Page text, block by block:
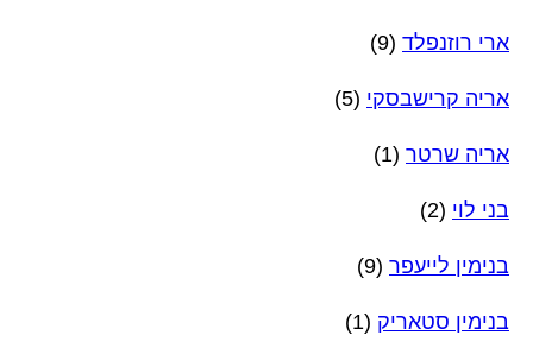
ארי רוזנפלד (9)
אריה קרישבסקי (5)
אריה שרטר (1)
בני לוי (2)
בנימין לייעפר (9)
בנימין סטאריק (1)